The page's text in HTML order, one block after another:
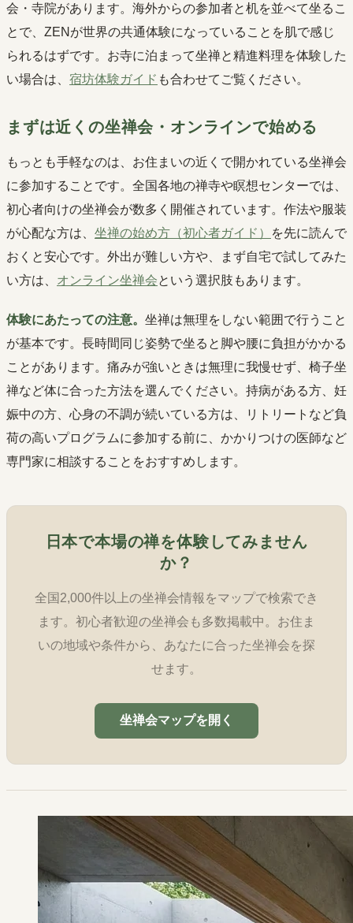
会・寺院があります。海外からの参加者と机を並べて坐るこ
とで、ZENが世界の共通体験になっていることを肌で感じ
られるはずです。お寺に泊まって坐禅と精進料理を体験した
い場合は、 宿坊体験ガイド も合わせてご覧ください。
まずは近くの坐禅会・オンラインで始める
もっとも手軽なのは、お住まいの近くで開かれている坐禅会
に参加することです。全国各地の禅寺や瞑想センターでは、
初心者向けの坐禅会が数多く開催されています。作法や服装
が心配な方は、 坐禅の始め方（初心者ガイド）
を先に読んで
おくと安心です。外出が難しい方や、まず自宅で試してみた
い方は、 オンライン坐禅会という選択肢もあります。
体験にあたっての注意。 坐禅は無理をしない範囲で行うこと
が基本です。長時間同じ姿勢で坐ると脚や腰に負担がかかる
ことがあります。痛みが強いときは無理に我慢せず、椅子坐
禅など体に合った方法を選んでください。持病がある方、妊
娠中の方、心身の不調が続いている方は、リトリートなど負
荷の高いプログラムに参加する前に、かかりつけの医師など
専門家に相談することをおすすめします。
日本で本場の禅を体験してみません
か？
全国2,000件以上の坐禅会情報をマップで検索でき
ます。初心者歓迎の坐禅会も多数掲載中。お住ま
いの地域や条件から、あなたに合った坐禅会を探
せます。
坐禅会マップを開く